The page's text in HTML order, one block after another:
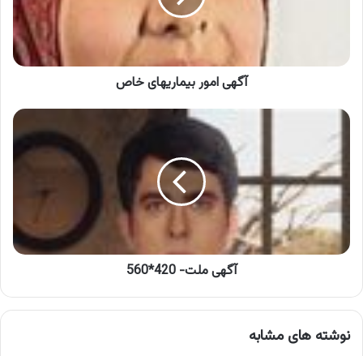
آگهی امور بیماریهای خاص
آگهی
ملت-
420*560
آگهی ملت- 420*560
نوشته های مشابه